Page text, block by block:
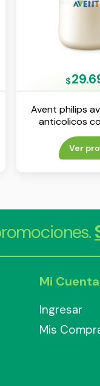
$
Avent philips
anticolicos
free x
Ver
Mi Cuenta
Ingresar
Mis